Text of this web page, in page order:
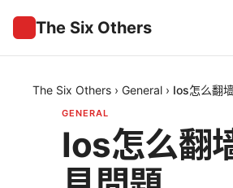
The Six Others
The Six Others › General › Ios怎么翻
GENERAL
Ios怎么翻